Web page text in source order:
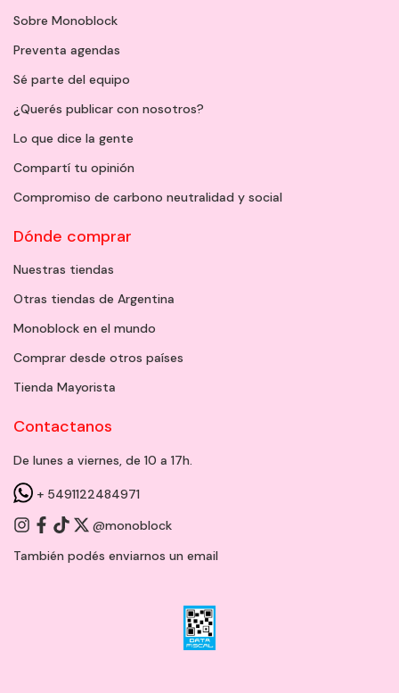
Sobre Monoblock
Preventa agendas
Sé parte del equipo
¿Querés publicar con nosotros?
Lo que dice la gente
Compartí tu opinión
Compromiso de carbono neutralidad y social
Dónde comprar
Nuestras tiendas
Otras tiendas de Argentina
Monoblock en el mundo
Comprar desde otros países
Tienda Mayorista
Contactanos
De lunes a viernes, de 10 a 17h.
+ 5491122484971
@monoblock
También podés enviarnos un email